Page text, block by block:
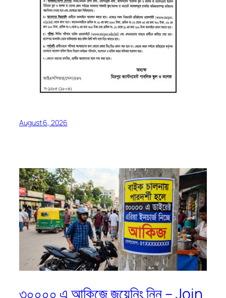
August 6, 2026
৩০০০০ এ আকিজে জয়েনিং নিন – Join